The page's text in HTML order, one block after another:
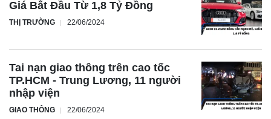
Honda Civic RS, khoảng 870 triệu đồng.
Giá Bắt Đầu Từ 1,8 Tỷ Đồng
THỊ TRƯỜNG 22/06/2024
Tai nạn giao thông trên cao tốc
TP.HCM - Trung Lương, 11 người
nhập viện
GIAO THÔNG 22/06/2024